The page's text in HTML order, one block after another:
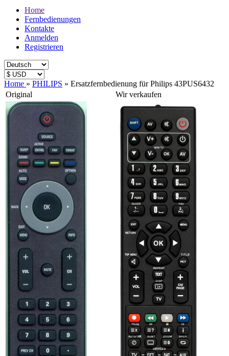
Home
Fernbedienungen
Kontakte
Anmelden
Registrieren
Home » PHILIPS » Ersatzfernbedienung für Philips 43PUS6432
Original
Wir verkaufen